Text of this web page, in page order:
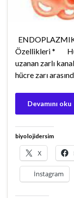
Özellikleri *
uzanan zarlı
hücre zarı
Devamını oku
biyolojidersim
X
İnstagram